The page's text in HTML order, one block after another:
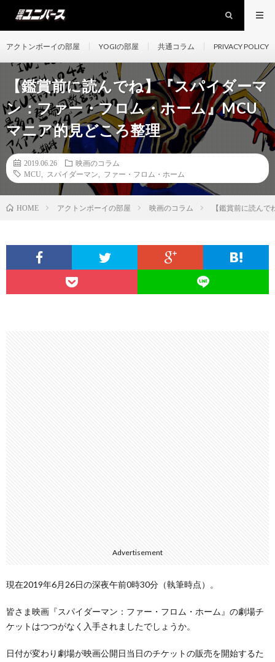
アクトンボーイの部屋 YOGIの部屋 共通コラム PRIVACY POLICY
【鑑賞前に読んでね】『スパイダーマ
ン：ファー・フロム・ホーム』MCU
マニア的見どころ整理
2019.06.26
映画のコラム
MCU
スパイダーマン ファー・フロム・ホーム
HOME アクトンボーイの部屋 映画のコラム 【鑑賞前に読ん
Advertisement
現在2019年6月26日の深夜午前0時30分（執筆時点）。
皆さま映画『スパイダーマン：ファー・フロム・ホーム』の劇場チ
ケットはつつがなく入手されましたでしょうか。
日付が変わり劇場が映画公開日当日のチケットの販売を開始するた